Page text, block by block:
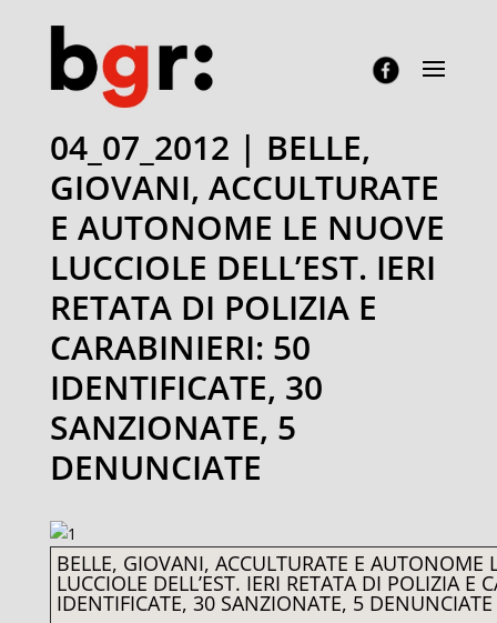
04_07_2012 | BELLE,
GIOVANI, ACCULTURATE
E AUTONOME LE NUOVE
LUCCIOLE DELL’EST. IERI
RETATA DI POLIZIA E
CARABINIERI: 50
IDENTIFICATE, 30
SANZIONATE, 5
DENUNCIATE
BELLE, GIOVANI, ACCULTURATE E AUTONOME
LUCCIOLE DELL’EST. IERI RETATA DI POLIZIA E
IDENTIFICATE, 30 SANZIONATE, 5 DENUNCIATE